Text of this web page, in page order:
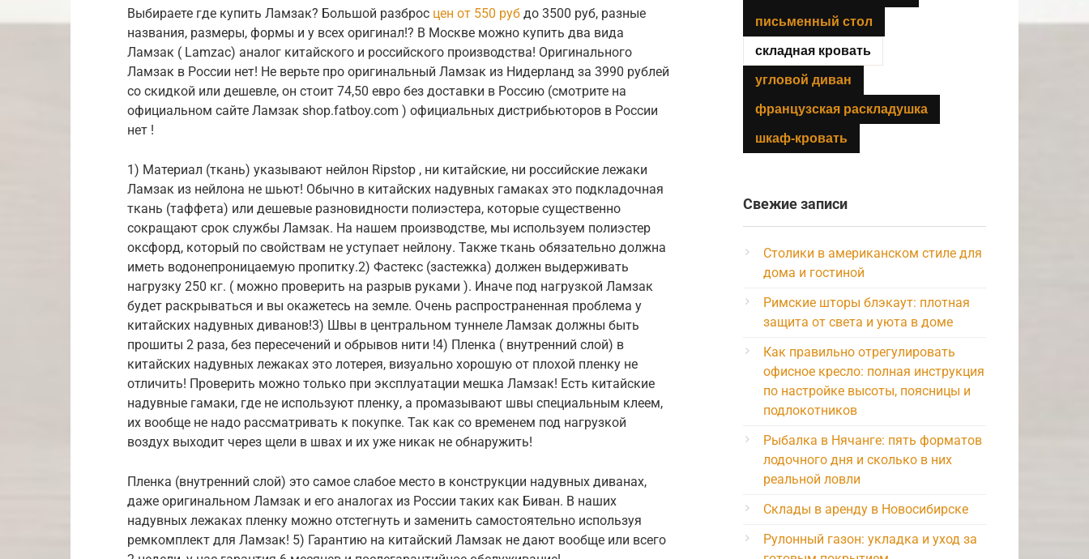
Выбираете где купить Ламзак? Большой разброс цен от 550 руб до 3500 руб, разные
названия, размеры, формы и у всех оригинал!? В Москве можно купить два вида
Ламзак ( Lamzac) аналог китайского и российского производства! Оригинального
Ламзак в России нет! Не верьте про оригинальный Ламзак из Нидерланд за 3990 рублей
со скидкой или дешевле, он стоит 74,50 евро без доставки в Россию (смотрите на
официальном сайте Ламзак shop.fatboy.com ) официальных дистрибьюторов в России
нет !
1) Материал (ткань) указывают нейлон Ripstop , ни китайские, ни российские лежаки
Ламзак из нейлона не шьют! Обычно в китайских надувных гамаках это подкладочная
ткань (таффета) или дешевые разновидности полиэстера, которые существенно
сокращают срок службы Ламзак. На нашем производстве, мы используем полиэстер
оксфорд, который по свойствам не уступает нейлону. Также ткань обязательно должна
иметь водонепроницаемую пропитку.2) Фастекс (застежка) должен выдерживать
нагрузку 250 кг. ( можно проверить на разрыв руками ). Иначе под нагрузкой Ламзак
будет раскрываться и вы окажетесь на земле. Очень распространенная проблема у
китайских надувных диванов!3) Швы в центральном туннеле Ламзак должны быть
прошиты 2 раза, без пересечений и обрывов нити !4) Пленка ( внутренний слой) в
китайских надувных лежаках это лотерея, визуально хорошую от плохой пленку не
отличить! Проверить можно только при эксплуатации мешка Ламзак! Есть китайские
надувные гамаки, где не используют пленку, а промазывают швы специальным клеем,
их вообще не надо рассматривать к покупке. Так как со временем под нагрузкой
воздух выходит через щели в швах и их уже никак не обнаружить!
Пленка (внутренний слой) это самое слабое место в конструкции надувных диванах,
даже оригинальном Ламзак и его аналогах из России таких как Биван. В наших
надувных лежаках пленку можно отстегнуть и заменить самостоятельно используя
ремкомплект для Ламзак! 5) Гарантию на китайский Ламзак не дают вообще или всего
письменный стол
складная кровать
угловой диван
французская раскладушка
шкаф-кровать
Свежие записи
Столики в американском стиле для
дома и гостиной
Римские шторы блэкаут: плотная
защита от света и уюта в доме
Как правильно отрегулировать
офисное кресло: полная инструкция
по настройке высоты, поясницы и
подлокотников
Рыбалка в Нячанге: пять форматов
лодочного дня и сколько в них
реальной ловли
Склады в аренду в Новосибирске
Рулонный газон: укладка и уход за